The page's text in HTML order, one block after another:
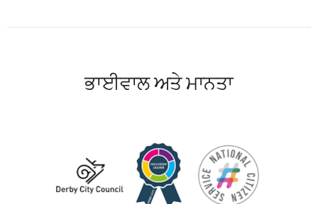
ਭਾਈਵਾਲ ਅਤੇ ਮਾਨਤਾ